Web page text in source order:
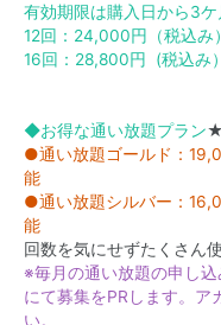
有効期限は購入日から3ケ
12回：24,000円（税込み）
16回：28,800円 (税込み）
◆お得な通い放題プラン★
●通い放題ゴールド：
能
●通い放題シルバー：
能
回数を気にせずたくさん
※毎月の通い放題の申し
にて募集をPRします。ア
い。